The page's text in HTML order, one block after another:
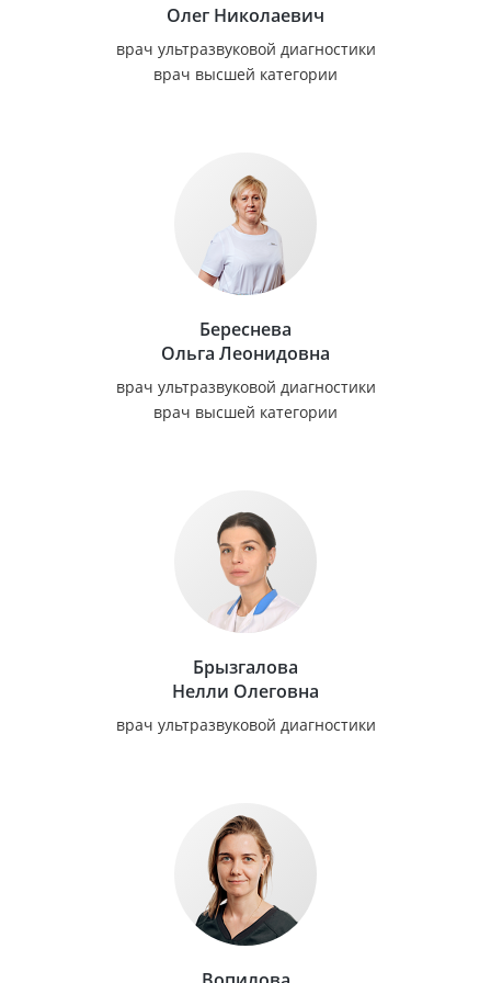
Олег Николаевич
врач ультразвуковой диагностики
врач высшей категории
Береснева
Ольга Леонидовна
врач ультразвуковой диагностики
врач высшей категории
Брызгалова
Нелли Олеговна
врач ультразвуковой диагностики